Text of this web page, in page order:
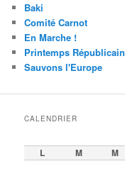
Baki
Comité Carnot
En Marche !
Printemps Républicain
Sauvons l'Europe
CALENDRIER
L M M